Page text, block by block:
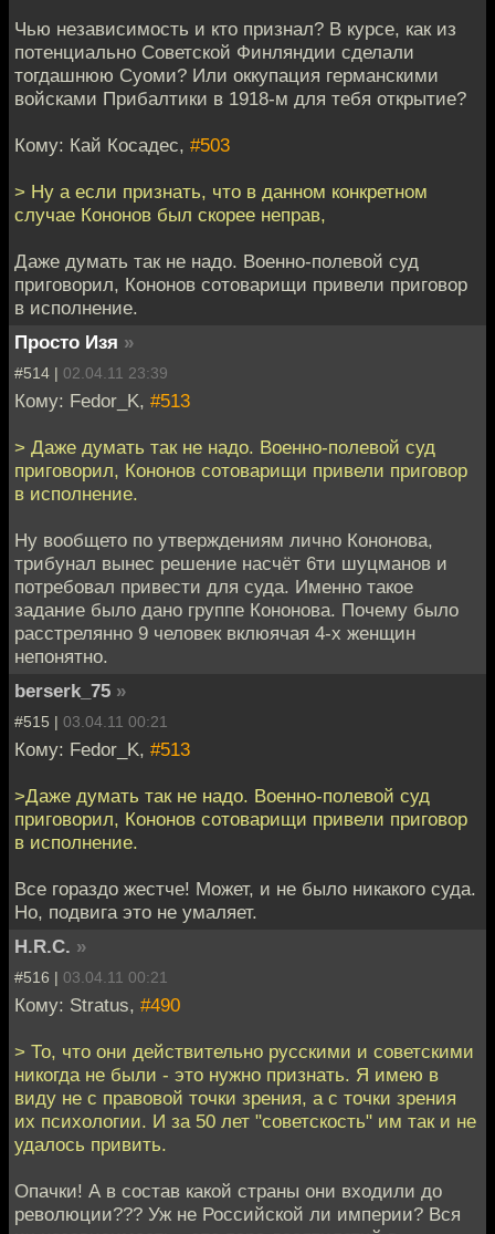
Чью независимость и кто признал? В курсе, как из
потенциально Советской Финляндии сделали
тогдашнюю Суоми? Или оккупация германскими
войсками Прибалтики в 1918-м для тебя открытие?
Кому: Кай Косадес, #503
> Ну а если признать, что в данном конкретном
случае Кононов был скорее неправ,
Даже думать так не надо. Военно-полевой суд
приговорил, Кононов сотоварищи привели приговор
в исполнение.
Просто Изя »
#514 | 02.04.11 23:39
Кому: Fedor_K, #513
> Даже думать так не надо. Военно-полевой суд
приговорил, Кононов сотоварищи привели приговор
в исполнение.
Ну вообщето по утверждениям лично Кононова,
трибунал вынес решение насчёт 6ти шуцманов и
потребовал привести для суда. Именно такое
задание было дано группе Кононова. Почему было
расстрелянно 9 человек вклюячая 4-х женщин
непонятно.
berserk_75 »
#515 | 03.04.11 00:21
Кому: Fedor_K, #513
>Даже думать так не надо. Военно-полевой суд
приговорил, Кононов сотоварищи привели приговор
в исполнение.
Все гораздо жестче! Может, и не было никакого суда.
Но, подвига это не умаляет.
H.R.C. »
#516 | 03.04.11 00:21
Кому: Stratus, #490
> То, что они действительно русскими и советскими
никогда не были - это нужно признать. Я имею в
виду не с правовой точки зрения, а с точки зрения
их психологии. И за 50 лет "советскость" им так и не
удалось привить.
Опачки! А в состав какой страны они входили до
революции??? Уж не Российской ли империи? Вся